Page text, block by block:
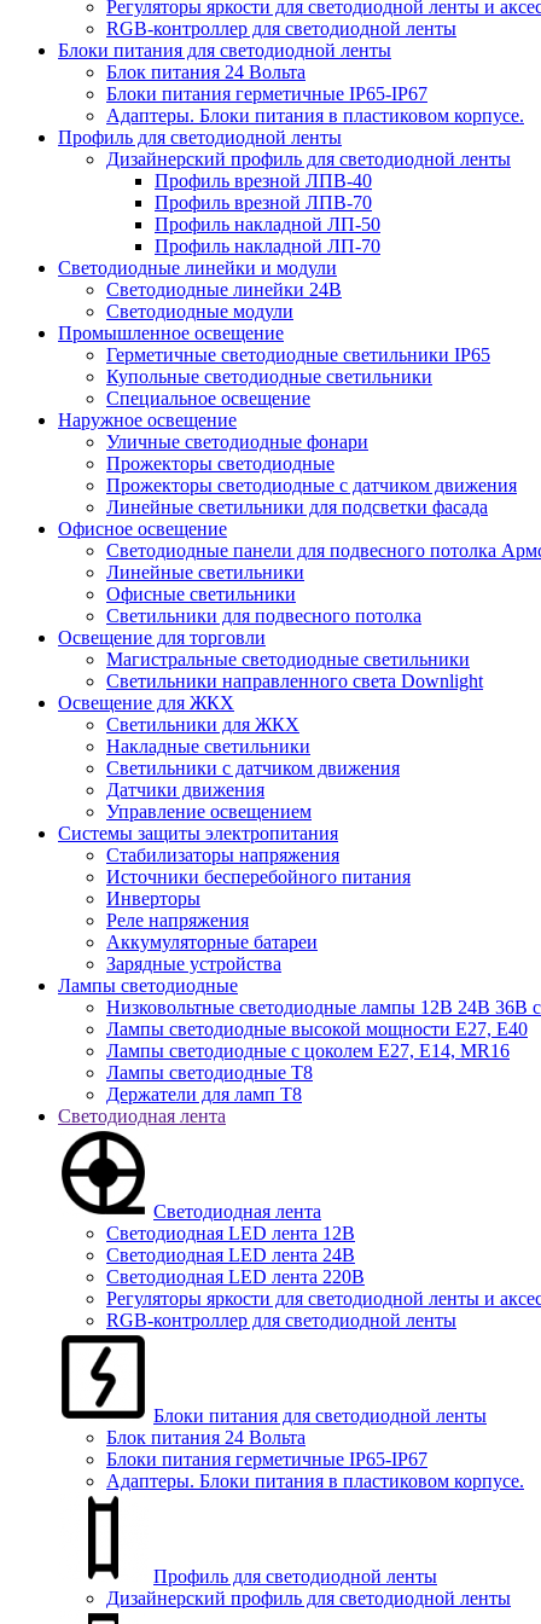
Регуляторы яркости для светодиодной ленты и
RGB-контроллер для светодиодной ленты
Блоки питания для светодиодной ленты
Блок питания 24 Вольта
Блоки питания герметичные IP65-IP67
Адаптеры. Блоки питания в пластиковом корпусе.
Профиль для светодиодной ленты
Дизайнерский профиль для светодиодной ленты
Профиль врезной ЛПВ-40
Профиль врезной ЛПВ-70
Профиль накладной ЛП-50
Профиль накладной ЛП-70
Светодиодные линейки и модули
Светодиодные линейки 24В
Светодиодные модули
Промышленное освещение
Герметичные светодиодные светильники IP65
Купольные светодиодные светильники
Специальное освещение
Наружное освещение
Уличные светодиодные фонари
Прожекторы светодиодные
Прожекторы светодиодные с датчиком движения
Линейные светильники для подсветки фасада
Офисное освещение
Cветодиодные панели для подвесного потолка
Линейные светильники
Офисные светильники
Светильники для подвесного потолка
Освещение для торговли
Магистральные светодиодные светильники
Светильники направленного света Downlight
Освещение для ЖКХ
Светильники для ЖКХ
Накладные светильники
Светильники с датчиком движения
Датчики движения
Управление освещением
Системы защиты электропитания
Стабилизаторы напряжения
Источники бесперебойного питания
Инверторы
Реле напряжения
Аккумуляторные батареи
Зарядные устройства
Лампы светодиодные
Низковольтные светодиодные лампы 12В 24В 36В
Лампы светодиодные высокой мощности Е27, Е40
Лампы светодиодные с цоколем Е27, Е14, MR16
Лампы светодиодные Т8
Держатели для ламп T8
Светодиодная лента
Светодиодная лента
Светодиодная LED лента 12В
Светодиодная LED лента 24В
Светодиодная LED лента 220В
Регуляторы яркости для светодиодной ленты и
RGB-контроллер для светодиодной ленты
Блоки питания для светодиодной ленты
Блок питания 24 Вольта
Блоки питания герметичные IP65-IP67
Адаптеры. Блоки питания в пластиковом корпусе.
Профиль для светодиодной ленты
Дизайнерский профиль для светодиодной ленты